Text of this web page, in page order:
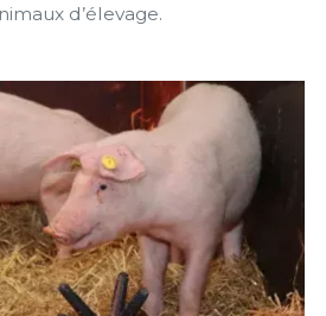
d’élevage.